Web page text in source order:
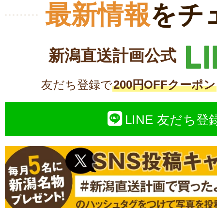
最新情報をチ
新潟直送計画公式
友だち登録で200円OFFクーポン
LINE 友だち登